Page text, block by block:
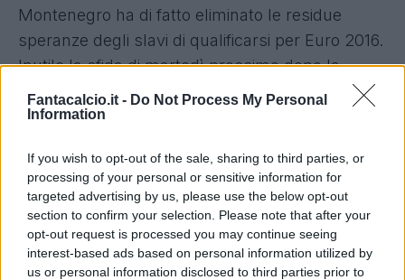
Fantacalcio.it - Do Not Process My Personal
Information
If you wish to opt-out of the sale, sharing to third parties, or
processing of your personal or sensitive information for
targeted advertising by us, please use the below opt-out
section to confirm your selection. Please note that after your
opt-out request is processed you may continue seeing
interest-based ads based on personal information utilized by
us or personal information disclosed to third parties prior to
Montenegro ha di fatto eliminato le residue
speranze degli slavi di qualificarsi per Euro 2016.
Inutile la sfida di martedì prossimo dopo la
sconfitta con l'Austria, ed ecco che il
Montenegro
squadra, nazionali esclusi, è al lavoro in vista del
big match con la Juventus.
Jovetic (non sceso in campo contro l'Austria)
potrà lavorare dunque tranquillamente per